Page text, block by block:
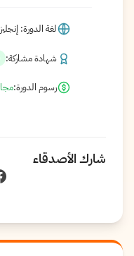
لغة الدورة:
شهادة مشاركة:
رسوم الدورة:
شارك الأصدقاء